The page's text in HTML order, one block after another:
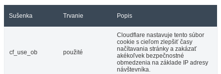
Sušenka Trvanie Popis
cf_use_ob použité
Cloudflare nastavuje tento súbor
cookie s cieľom zlepšiť časy
načítavania stránky a zakázať
akékoľvek bezpečnostné
obmedzenia na základe IP adresy
návštevníka.